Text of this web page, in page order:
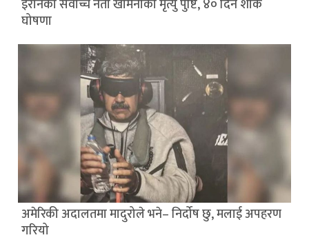
इरानका सर्वोच्च नेता खामेनीको मृत्यु पुष्टि, ४० दिन शोक
घोषणा
अमेरिकी अदालतमा मादुरोले भने– निर्दोष छु, मलाई अपहरण
गरियो